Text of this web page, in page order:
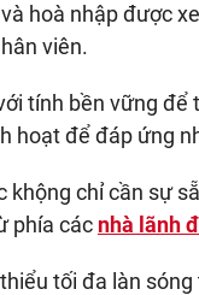
hoà nhập được
viên.
tính bền vững để
hoạt để đáp ứng
chỉ cần sự
phía các nhà lãnh
tối đa làn